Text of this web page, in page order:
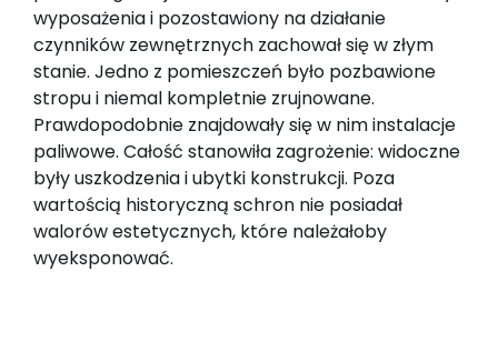
wyposażenia i pozostawiony na działanie
czynników zewnętrznych zachował się w złym
stanie. Jedno z pomieszczeń było pozbawione
stropu i niemal kompletnie zrujnowane.
Prawdopodobnie znajdowały się w nim instalacje
paliwowe. Całość stanowiła zagrożenie: widoczne
były uszkodzenia i ubytki konstrukcji. Poza
wartością historyczną schron nie posiadał
walorów estetycznych, które należałoby
wyeksponować.